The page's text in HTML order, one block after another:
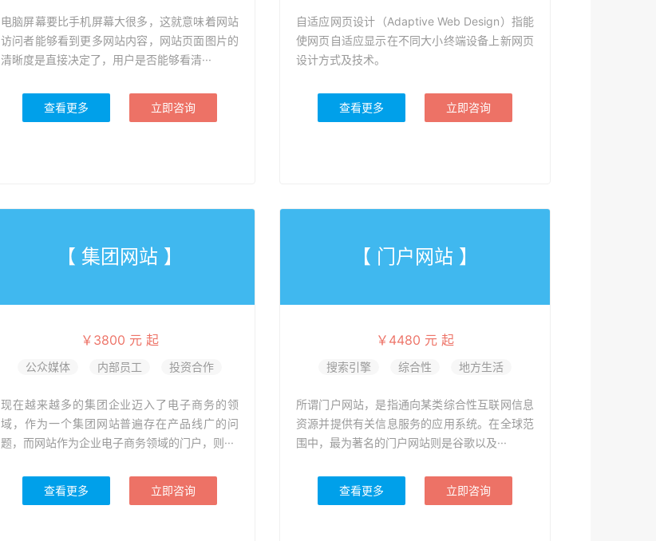
电脑屏幕要比手机屏幕大很多，这就意味着网站
访问者能够看到更多网站内容，网站页面图片的
清晰度是直接决定了，用户是否能够看清···
查看更多 立即咨询
自适应网页设计（Adaptive Web Design）指能
使网页自适应显示在不同大小终端设备上新网页
设计方式及技术。
查看更多 立即咨询
【 集团网站 】
￥3800 元 起
公众媒体 内部员工 投资合作
现在越来越多的集团企业迈入了电子商务的领
域，作为一个集团网站普遍存在产品线广的问
题，而网站作为企业电子商务领域的门户，则···
查看更多 立即咨询
【 门户网站 】
￥4480 元 起
搜索引擎 综合性 地方生活
所谓门户网站，是指通向某类综合性互联网信息
资源并提供有关信息服务的应用系统。在全球范
围中，最为著名的门户网站则是谷歌以及···
查看更多 立即咨询